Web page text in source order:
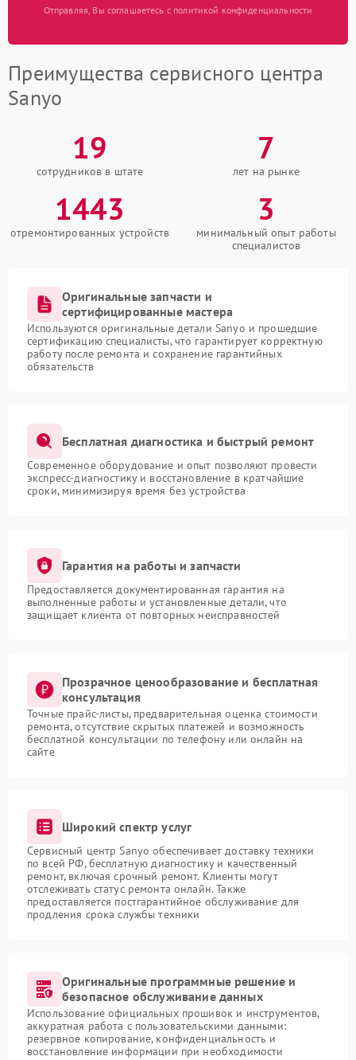
Отправляя, Вы соглашаетесь с политикой конфиденциальности
Преимущества сервисного центра
Sanyo
19
сотрудников в штате
7
лет на рынке
1443
отремонтированных устройств
3
минимальный опыт работы
специалистов
Оригинальные запчасти и
сертифицированные мастера
Используются оригинальные детали Sanyo и прошедшие
сертификацию специалисты, что гарантирует корректную
работу после ремонта и сохранение гарантийных
обязательств
Бесплатная диагностика и быстрый ремонт
Современное оборудование и опыт позволяют провести
экспресс-диагностику и восстановление в кратчайшие
сроки, минимизируя время без устройства
Гарантия на работы и запчасти
Предоставляется документированная гарантия на
выполненные работы и установленные детали, что
защищает клиента от повторных неисправностей
Прозрачное ценообразование и бесплатная
консультация
Точные прайс-листы, предварительная оценка стоимости
ремонта, отсутствие скрытых платежей и возможность
бесплатной консультации по телефону или онлайн на
сайте
Широкий спектр услуг
Сервисный центр Sanyo обеспечивает доставку техники
по всей РФ, бесплатную диагностику и качественный
ремонт, включая срочный ремонт. Клиенты могут
отслеживать статус ремонта онлайн. Также
предоставляется постгарантийное обслуживание для
продления срока службы техники
Оригинальные программные решение и
безопасное обслуживание данных
Использование официальных прошивок и инструментов,
аккуратная работа с пользовательскими данными:
резервное копирование, конфиденциальность и
восстановление информации при необходимости